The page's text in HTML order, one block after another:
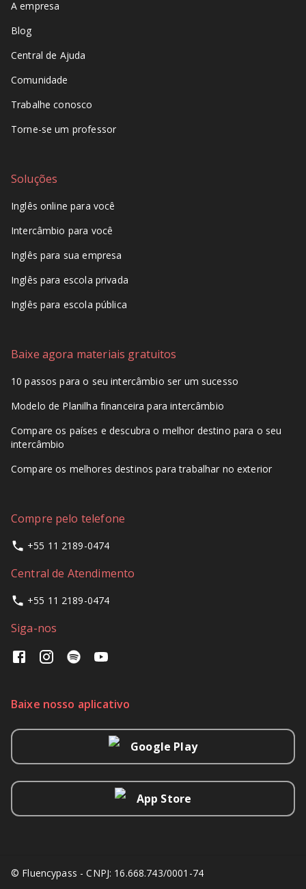
A empresa
Blog
Central de Ajuda
Comunidade
Trabalhe conosco
Torne-se um professor
Soluções
Inglês online para você
Intercâmbio para você
Inglês para sua empresa
Inglês para escola privada
Inglês para escola pública
Baixe agora materiais gratuitos
10 passos para o seu intercâmbio ser um sucesso
Modelo de Planilha financeira para intercâmbio
Compare os países e descubra o melhor destino para o seu
intercâmbio
Compare os melhores destinos para trabalhar no exterior
Compre pelo telefone
+55 11 2189-0474
Central de Atendimento
+55 11 2189-0474
Siga-nos
Baixe nosso aplicativo
Google Play
App Store
© Fluencypass - CNPJ: 16.668.743/0001-74